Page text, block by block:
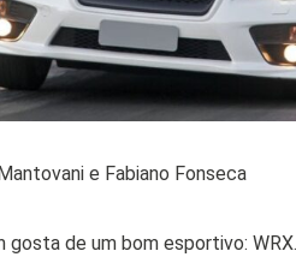
e Fabiano Fonseca
de um bom esportivo: